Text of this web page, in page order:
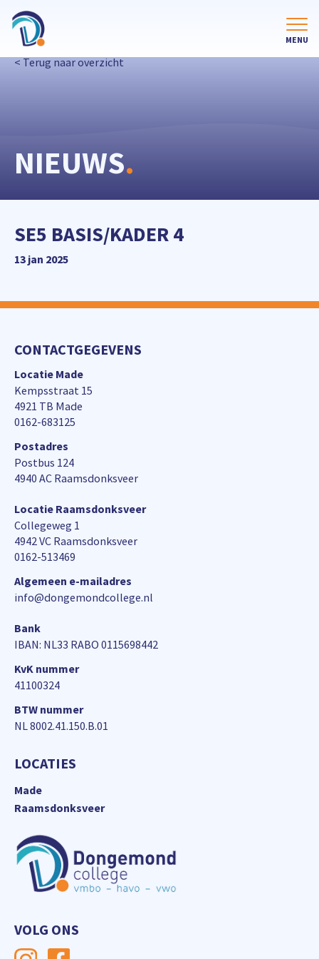
< Terug naar overzicht
NIEUWS.
SE5 BASIS/KADER 4
13 jan 2025
CONTACTGEGEVENS
Locatie Made
Kempsstraat 15
4921 TB Made
0162-683125
Postadres
Postbus 124
4940 AC Raamsdonksveer
Locatie Raamsdonksveer
Collegeweg 1
4942 VC Raamsdonksveer
0162-513469
Algemeen e-mailadres
info@dongemondcollege.nl
Bank
IBAN: NL33 RABO 0115698442
KvK nummer
41100324
BTW nummer
NL 8002.41.150.B.01
LOCATIES
Made
Raamsdonksveer
VOLG ONS